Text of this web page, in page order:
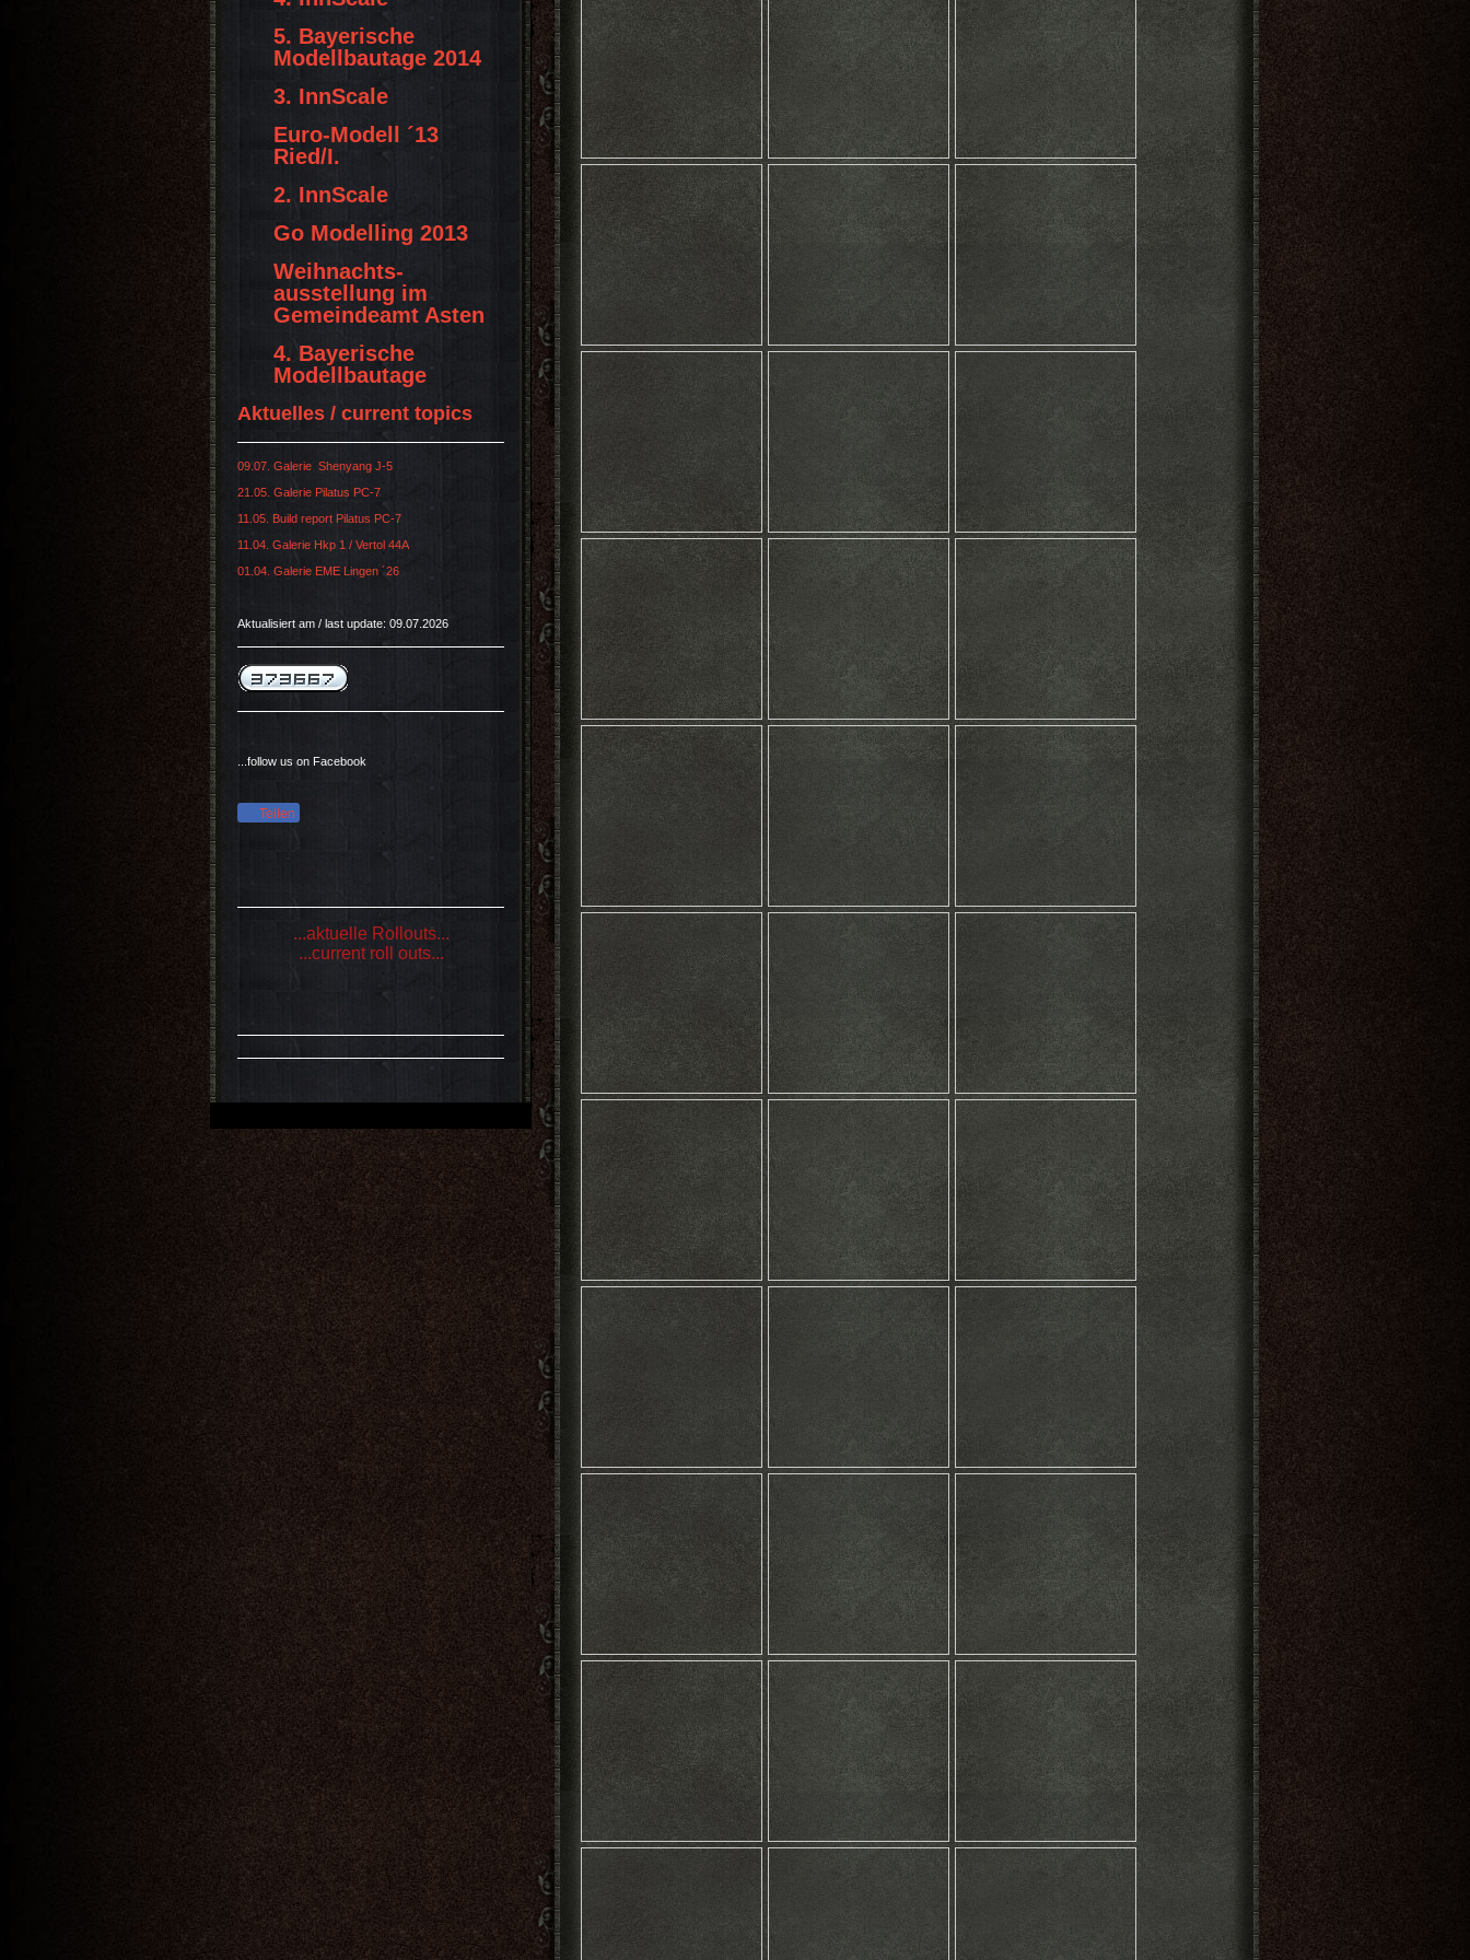
5. Bayerische
Modellbautage 2014
3. InnScale
Euro-Modell ´13
Ried/I.
2. InnScale
Go Modelling 2013
Weihnachts-
ausstellung im
Gemeindeamt Asten
4. Bayerische
Modellbautage
Aktuelles / current topics
09.07. Galerie Shenyang J-5
21.05. Galerie Pilatus PC-7
11.05. Build report Pilatus PC-7
11.04. Galerie Hkp 1 / Vertol 44A
01.04. Galerie EME Lingen ´26
Aktualisiert am / last update: 09.07.2026
...follow us on Facebook
Teilen
...aktuelle Rollouts...
...current roll outs...